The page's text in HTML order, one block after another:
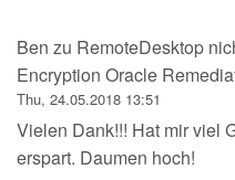
Ben zu RemoteDesktop
Encryption Oracle
Thu, 24.05.2018 13:51
Vielen Dank!!! Hat mir viel
erspart. Daumen hoch!